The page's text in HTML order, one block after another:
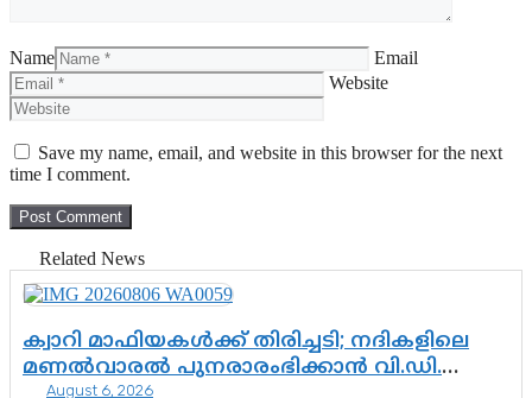
Name
Email
Website
Save my name, email, and website in this browser for the next
time I comment.
Related News
ക്വാറി മാഫിയകൾക്ക് തിരിച്ചടി; നദികളിലെ
മണൽവാരൽ പുനരാരംഭിക്കാൻ വി.ഡി.
August 6, 2026